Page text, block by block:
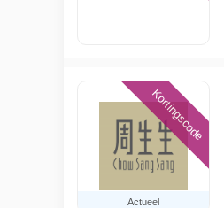
Actueel
Kortingscode